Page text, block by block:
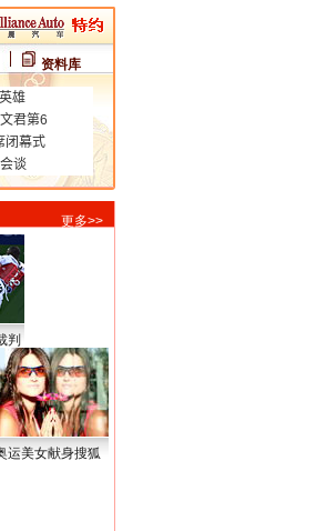
资料库
更多>>
判
运美女献身搜狐